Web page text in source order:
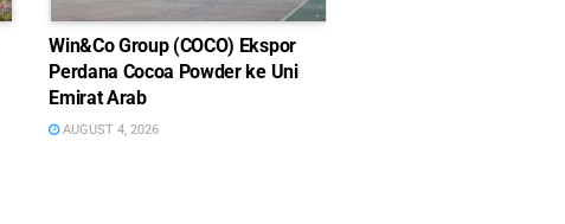
Win&Co Group (COCO) Ekspor
Perdana Cocoa Powder ke Uni
Emirat Arab
AUGUST 4, 2026